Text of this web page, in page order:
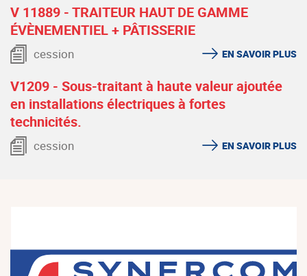
V 11889 - TRAITEUR HAUT DE GAMME
ÉVÈNEMENTIEL + PÂTISSERIE
cession EN SAVOIR PLUS
V1209 - Sous-traitant à haute valeur ajoutée
en installations électriques à fortes
technicités.
cession EN SAVOIR PLUS